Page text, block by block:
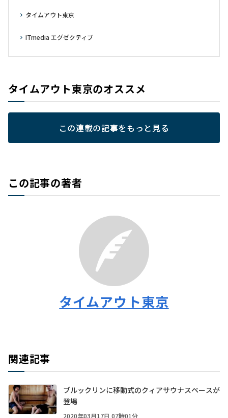
タイムアウト東京
ITmedia エグゼクティブ
タイムアウト東京のオススメ
この連載の記事をもっと見る
この記事の著者
タイムアウト東京
関連記事
ブルックリンに移動式のクィアサウナスペースが
登場
2020年03月17日 07時01分